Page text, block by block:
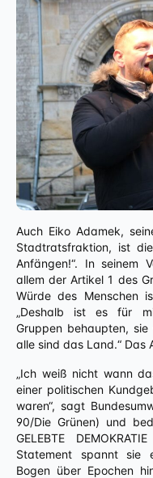
Auch Eiko Adamek,
Stadtratsfraktion, ist
Anfängen!“. In seinem
allem der Artikel 1 des
Würde des Menschen
„Deshalb ist es für
Gruppen behaupten,
alle sind das Land.“ Das
„Ich weiß nicht wann
einer politischen
waren“, sagt
90/Die Grünen) und
GELEBTE
Statement spannt sie
Bogen über Epochen